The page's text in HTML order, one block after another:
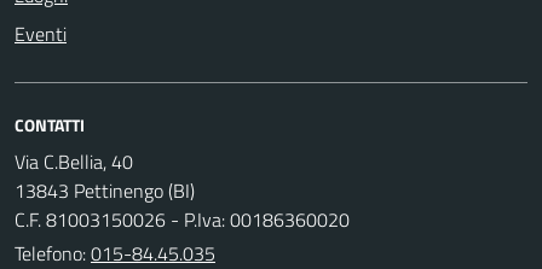
Eventi
CONTATTI
Via C.Bellia, 40
13843 Pettinengo (BI)
C.F. 81003150026 - P.Iva: 00186360020
Telefono:015-84.45.035